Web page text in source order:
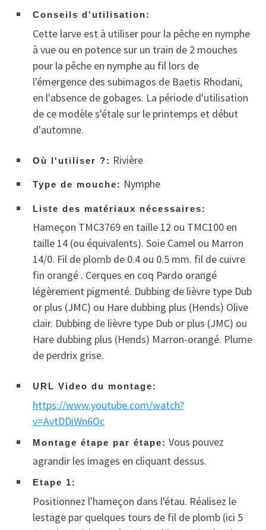
Conseils d'utilisation:
Cette larve est à utiliser pour la pêche en nymphe
à vue ou en potence sur un train de 2 mouches
pour la pêche en nymphe au fil lors de
l'émergence des subimagos de Baetis Rhodani,
en l'absence de gobages. La période d'utilisation
de ce modèle s'étale sur le printemps et début
d'automne.
Où l'utiliser ?: Rivière
Type de mouche: Nymphe
Liste des matériaux nécessaires:
Hameçon TMC3769 en taille 12 ou TMC100 en
taille 14 (ou équivalents). Soie Camel ou Marron
14/0. Fil de plomb de 0.4 ou 0.5 mm. fil de cuivre
fin orangé . Cerques en coq Pardo orangé
légèrement pigmenté. Dubbing de lièvre type Dub
or plus (JMC) ou Hare dubbing plus (Hends) Olive
clair. Dubbing de lièvre type Dub or plus (JMC) ou
Hare dubbing plus (Hends) Marron-orangé. Plume
de perdrix grise.
URL Video du montage:
https://www.youtube.com/watch?
v=AvtDDiWn6Oc
Montage étape par étape: Vous pouvez
agrandir les images en cliquant dessus.
Etape 1:
Positionnez l'hameçon dans l'étau. Réalisez le
lestage par quelques tours de fil de plomb (ici 5